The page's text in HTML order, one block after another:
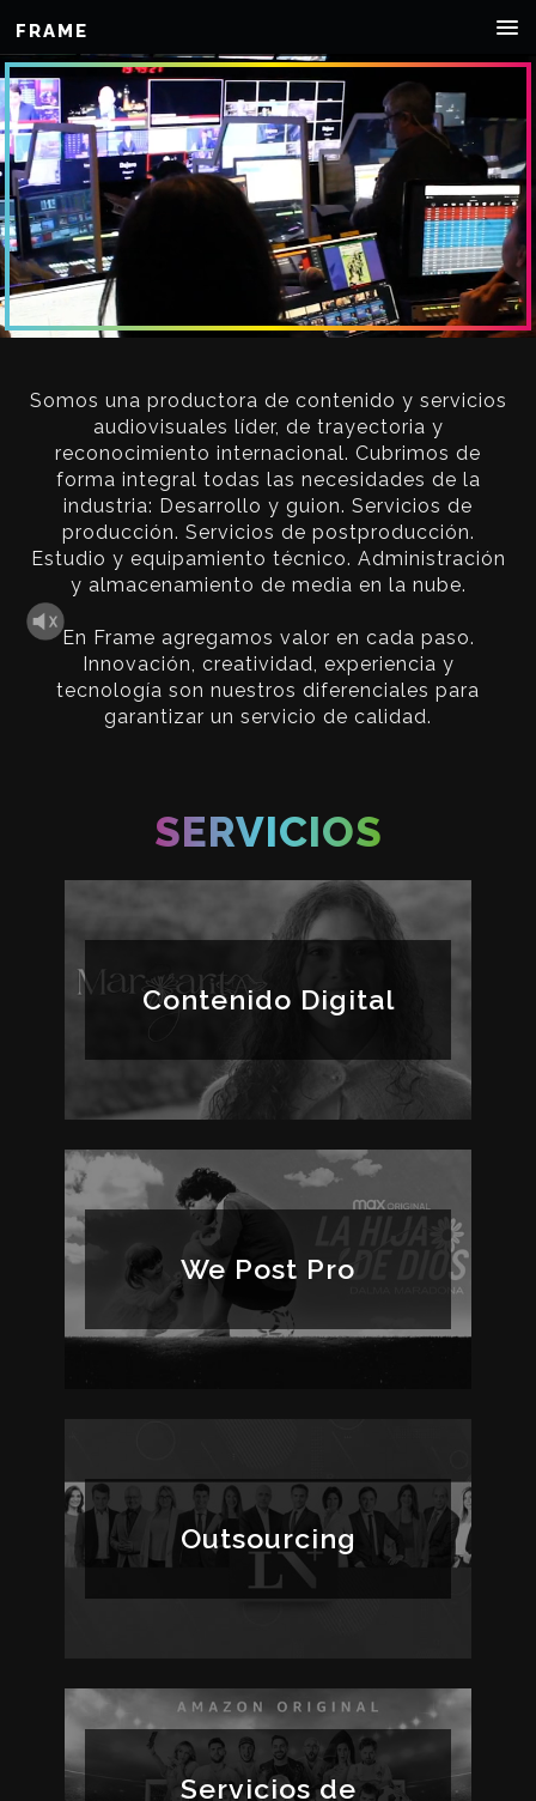
FRAME
Somos una productora de contenido y servicios
audiovisuales líder, de trayectoria y
reconocimiento internacional. Cubrimos de
forma integral todas las necesidades de la
industria: Desarrollo y guion. Servicios de
producción. Servicios de postproducción.
Estudio y equipamiento técnico. Administración
y almacenamiento de media en la nube.
En Frame agregamos valor en cada paso.
Innovación, creatividad, experiencia y
tecnología son nuestros diferenciales para
garantizar un servicio de calidad.
SERVICIOS
Contenido Digital
We Post Pro
Outsourcing
Servicios de